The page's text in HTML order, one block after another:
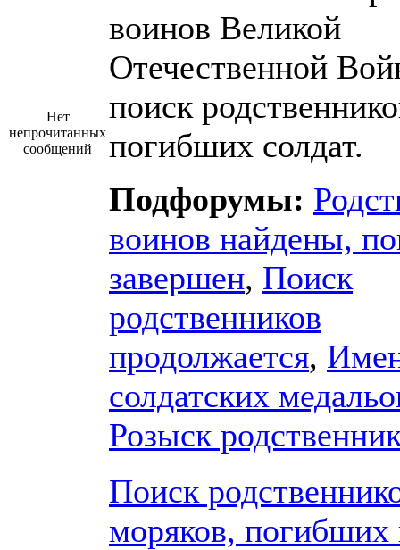
Нет
непрочитанных
сообщений
воинов Великой
Отечественной
поиск
погибших солдат.
Подфорумы:
воинов найдены,
завершен, Поиск
родственников
продолжается,
солдатских
Розыск
Поиск
моряков, погибших